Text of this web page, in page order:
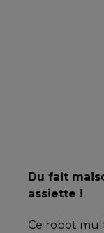
Du fait
assiette !
Ce robot